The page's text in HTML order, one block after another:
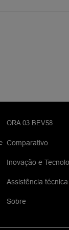
ORA 03 BEV58
Comparativo
Inovação e
Assistência técnica
Sobre